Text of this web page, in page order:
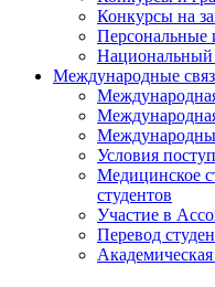
Конкурсы на
Персональные
Национальный
Международные
Условия
Медицинское
студентов
Участие в
Перевод